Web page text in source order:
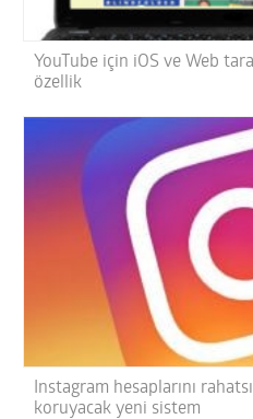
YouTube için iOS ve Web
özellik
Instagram hesaplarını
koruyacak yeni sistem